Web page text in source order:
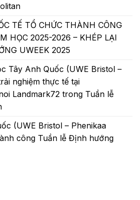
TẾ TỔ CHỨC THÀNH CÔNG
HỌC 2025-2026 – KHÉP LẠI
UWEEK 2025
Tây Anh Quốc (UWE Bristol –
nghiệm thực tế tại
Landmark72 trong Tuần lễ
(UWE Bristol – Phenikaa
công Tuần lễ Định hướng